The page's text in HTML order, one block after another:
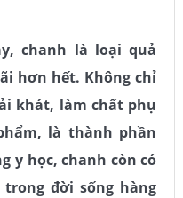
chanh là loại quả
hơn hết. Không chỉ
khát, làm chất phụ
là thành phần
y học, chanh còn có
đời sống hàng